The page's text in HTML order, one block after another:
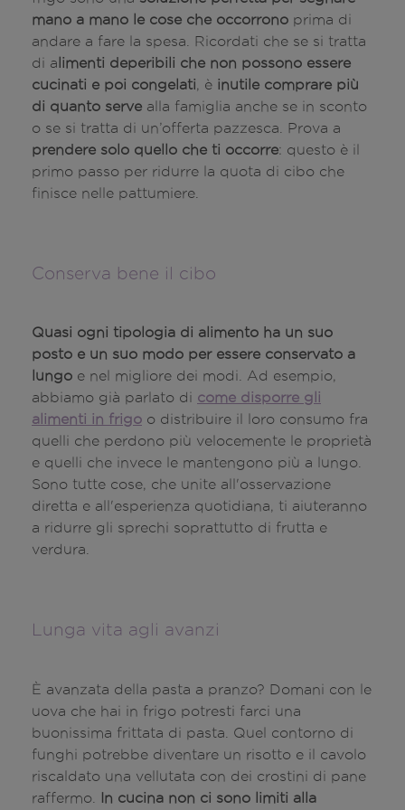
mano a mano le cose che occorrono prima di
andare a fare la spesa. Ricordati che se si tratta
di a limenti deperibili che non possono essere
cucinati e poi congelati , è inutile comprare più
di quanto serve alla famiglia anche se in sconto
o se si tratta di un’offerta pazzesca. Prova a
prendere solo quello che ti occorre: questo è il
primo passo per ridurre la quota di cibo che
finisce nelle pattumiere.
Conserva bene il cibo
Quasi ogni tipologia di alimento ha un suo
posto e un suo modo per essere conservato a
lungo e nel migliore dei modi. Ad esempio,
abbiamo già parlato di come disporre gli
alimenti in frigo o distribuire il loro consumo fra
quelli che perdono più velocemente le proprietà
e quelli che invece le mantengono più a lungo.
Sono tutte cose, che unite all'osservazione
diretta e all'esperienza quotidiana, ti aiuteranno
a ridurre gli sprechi soprattutto di frutta e
verdura.
Lunga vita agli avanzi
È avanzata della pasta a pranzo? Domani con le
uova che hai in frigo potresti farci una
buonissima frittata di pasta. Quel contorno di
funghi potrebbe diventare un risotto e il cavolo
riscaldato una vellutata con dei crostini di pane
raffermo.
In cucina non ci sono limiti alla